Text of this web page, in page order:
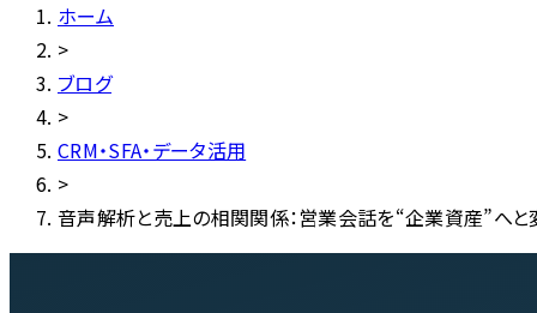
ホーム
>
ブログ
>
CRM・SFA・データ活用
>
音声解析と売上の相関関係：営業会話を“企業資産”へと